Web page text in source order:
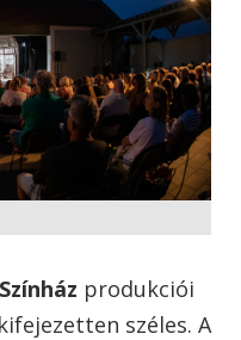
produkciói
széles. A